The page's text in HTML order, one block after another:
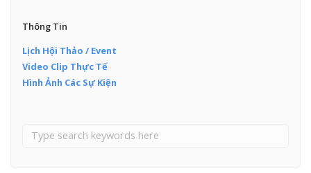
Thông Tin
Lịch Hội Thảo / Event
Video Clip Thực Tế
Hình Ảnh Các Sự Kiện